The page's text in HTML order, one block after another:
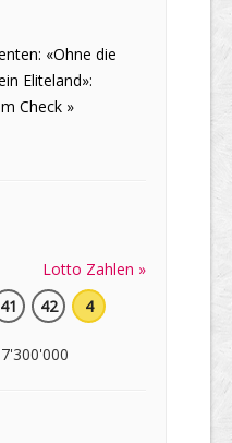
«Ohne die
Eliteland»:
Check »
Lotto Zahlen »
41 42 4